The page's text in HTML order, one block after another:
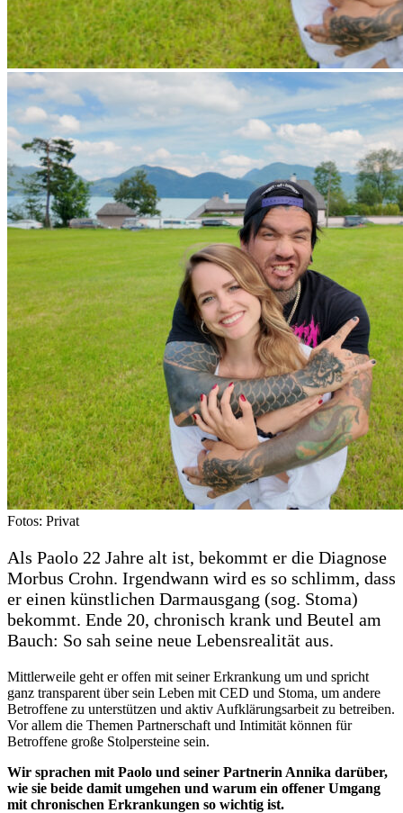
Fotos: Privat
Als Paolo 22 Jahre alt ist, bekommt er die Diagnose
Morbus Crohn. Irgendwann wird es so schlimm, dass
er einen künstlichen Darmausgang (sog. Stoma)
bekommt. Ende 20, chronisch krank und Beutel am
Bauch: So sah seine neue Lebensrealität aus.
Mittlerweile geht er offen mit seiner Erkrankung um und spricht
ganz transparent über sein Leben mit CED und Stoma, um andere
Betroffene zu unterstützen und aktiv Aufklärungsarbeit zu betreiben.
Vor allem die Themen Partnerschaft und Intimität können für
Betroffene große Stolpersteine sein.
Wir sprachen mit Paolo und seiner Partnerin Annika darüber,
wie sie beide damit umgehen und warum ein offener Umgang
mit chronischen Erkrankungen so wichtig ist.